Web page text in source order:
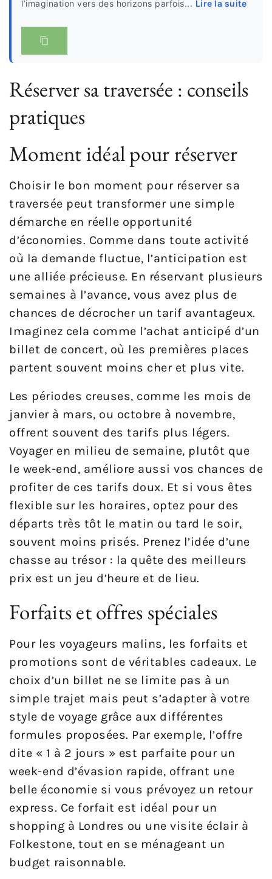
l’imagination vers des horizons parfois... Lire la suite
Réserver sa traversée : conseils
pratiques
Moment idéal pour réserver
Choisir le bon moment pour réserver sa
traversée peut transformer une simple
démarche en réelle opportunité
d’économies. Comme dans toute activité
où la demande fluctue, l’anticipation est
une alliée précieuse. En réservant plusieurs
semaines à l’avance, vous avez plus de
chances de décrocher un tarif avantageux.
Imaginez cela comme l’achat anticipé d’un
billet de concert, où les premières places
partent souvent moins cher et plus vite.
Les périodes creuses, comme les mois de
janvier à mars, ou octobre à novembre,
offrent souvent des tarifs plus légers.
Voyager en milieu de semaine, plutôt que
le week-end, améliore aussi vos chances de
profiter de ces tarifs doux. Et si vous êtes
flexible sur les horaires, optez pour des
départs très tôt le matin ou tard le soir,
souvent moins prisés. Prenez l’idée d’une
chasse au trésor : la quête des meilleurs
prix est un jeu d’heure et de lieu.
Forfaits et offres spéciales
Pour les voyageurs malins, les forfaits et
promotions sont de véritables cadeaux. Le
choix d’un billet ne se limite pas à un
simple trajet mais peut s’adapter à votre
style de voyage grâce aux différentes
formules proposées. Par exemple, l’offre
dite « 1 à 2 jours » est parfaite pour un
week-end d’évasion rapide, offrant une
belle économie si vous prévoyez un retour
express. Ce forfait est idéal pour un
shopping à Londres ou une visite éclair à
Folkestone, tout en se ménageant un
budget raisonnable.